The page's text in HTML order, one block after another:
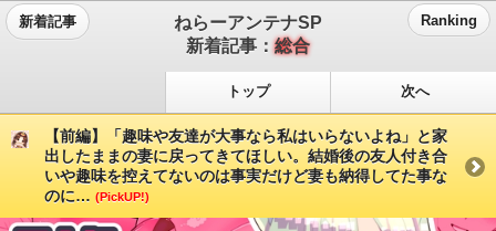
新着記事
ねらーアンテナSP
新着記事：総合
Ranking
トップ 次へ
【前編】「趣味や友達が大事なら私はいらないよね」と家
出したままの妻に戻ってきてほしい。結婚後の友人付き合
いや趣味を控えてないのは事実だけど妻も納得してた事な
のに… (PickUP!)